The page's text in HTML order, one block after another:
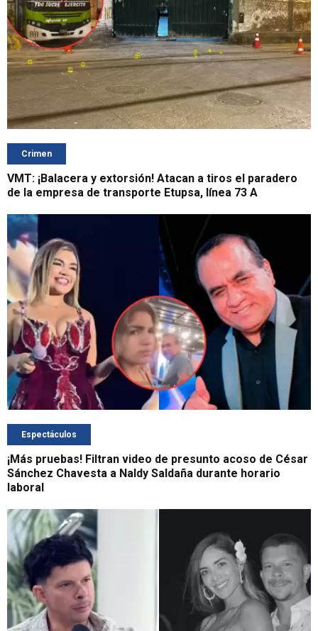
Crimen
VMT: ¡Balacera y extorsión! Atacan a tiros el paradero
de la empresa de transporte Etupsa, línea 73 A
Espectáculos
¡Más pruebas! Filtran video de presunto acoso de César
Sánchez Chavesta a Naldy Saldaña durante horario
laboral